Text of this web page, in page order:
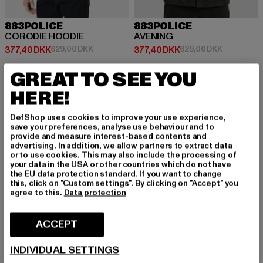
883POLICE
CORODIE HOODIE
377,40 DKK
Nuværende pris: 377,40 DKK
629,00 DKKKampagnepris: 629,00 DKK
883POLICE
AVENING
377,40 DKK
Nuværende pris: 377,40 DKK
629,00 DKK
-33%
GREAT TO SEE YOU
HERE!
DefShop uses cookies to improve your use experience,
save your preferences, analyse use behaviour and to
provide and measure interest-based contents and
advertising. In addition, we allow partners to extract data
or to use cookies. This may also include the processing of
your data in the USA or other countries which do not have
the EU data protection standard. If you want to change
this, click on "Custom settings". By clicking on "Accept" you
agree to this. Data protection
ACCEPT
INDIVIDUAL SETTINGS